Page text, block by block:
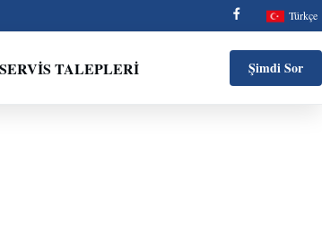
Türkçe
TALEPLERI Şimdi Sor